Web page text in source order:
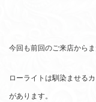
今回も前回のご来店から
ローライトは馴染ませる
があります。